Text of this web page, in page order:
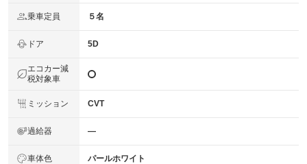
乗車定員 ５名
ドア 5D
エコカー減
税対象車
ミッション CVT
過給器 ―
車体色 パールホワイト